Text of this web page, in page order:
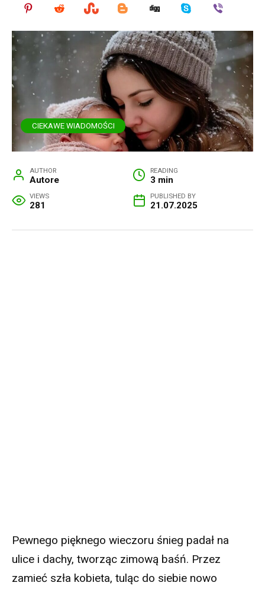
CIEKAWE WIADOMOŚCI
AUTHOR
Autore
READING
3 min
VIEWS
281
PUBLISHED BY
21.07.2025
Pewnego pięknego wieczoru śnieg padał na
ulice i dachy, tworząc zimową baśń. Przez
zamieć szła kobieta, tuląc do siebie nowo